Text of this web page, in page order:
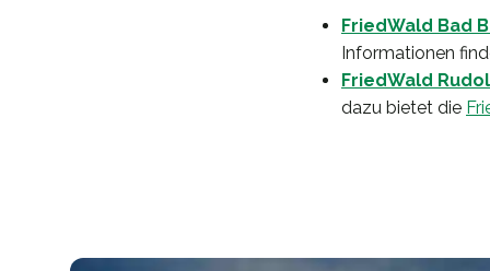
FriedWald Bad
Informationen
FriedWald
dazu bietet die